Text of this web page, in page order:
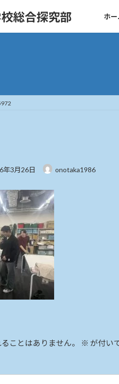
総合探究部 ホ
年3月26日 onotaka1986
ことはありません。 ※ が付い